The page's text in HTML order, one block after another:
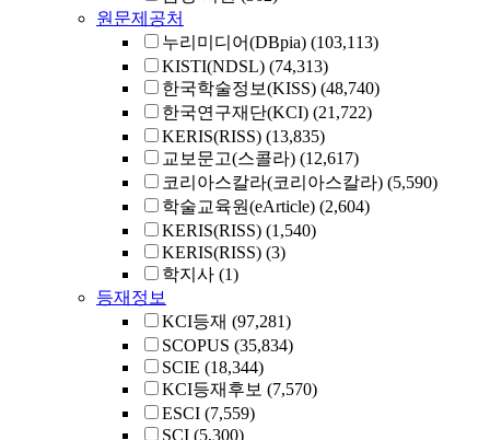
원문제공처
누리미디어(DBpia) (103,113)
KISTI(NDSL) (74,313)
한국학술정보(KISS) (48,740)
한국연구재단(KCI) (21,722)
KERIS(RISS) (13,835)
교보문고(스콜라) (12,617)
코리아스칼라(코리아스칼라) (5,590)
학술교육원(eArticle) (2,604)
KERIS(RISS) (1,540)
KERIS(RISS) (3)
학지사 (1)
등재정보
KCI등재 (97,281)
SCOPUS (35,834)
SCIE (18,344)
KCI등재후보 (7,570)
ESCI (7,559)
SCI (5,300)